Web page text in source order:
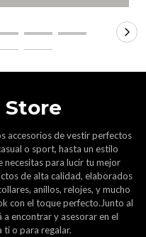
Store
accesorios de vestir perfectos
o sport, hasta un estilo
necesitas para lucir tu mejor
de alta calidad, elaborados
anillos, relojes, y mucho
con el toque perfecto.Junto al
encontrar y asesorar en el
o para regalar.